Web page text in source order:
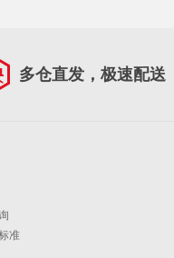
多仓直发，极速配送
准